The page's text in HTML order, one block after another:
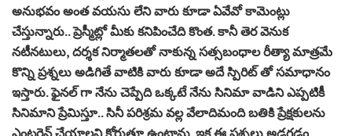
అనుభవం అంత వయసు లేని వారు కూడా ఏవేవో కామెంట్లు
చేస్తున్నారు.. ప్రెస్మీట్లో మీకు కనిపించేది కొంత. కానీ తెర వెనుక
నటీనటులు, దర్శక నిర్మాతలతో నాకున్న సత్సబంధాల రీత్యా మాత్రమే
కొన్ని ప్రశ్నలు అడిగితే వాటికి వారు కూడా అదే స్పిరిట్ తో సమాధానం
ఇస్తారు. ఫైనల్ గా నేను చెప్పేది ఒక్కటే నేను సినిమా వాడిని ఎప్పటికీ
సినిమాని ప్రేమిస్తూ.. సినీ పరిశ్రమ వల్ల వేలాదిమంది బతికి ప్రేక్షకులను